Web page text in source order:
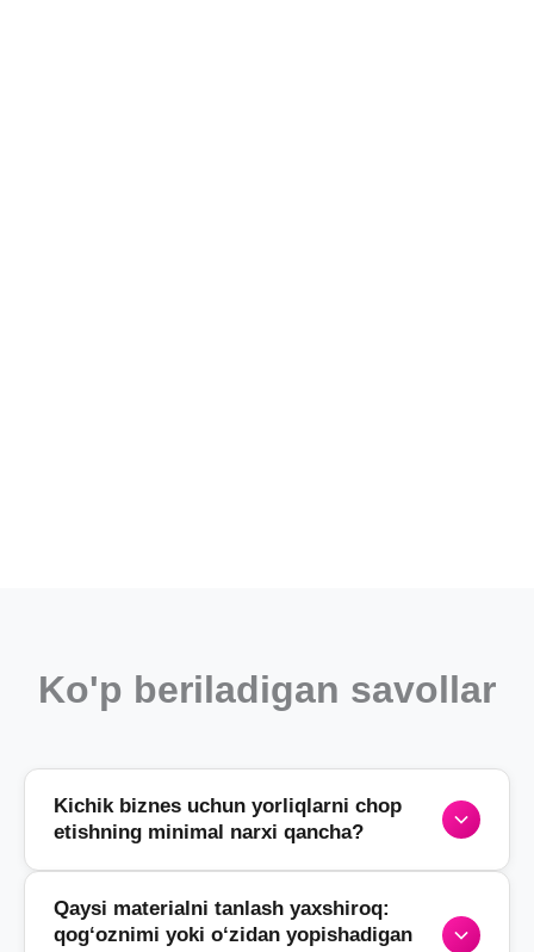
Ko'p beriladigan savollar
Kichik biznes uchun yorliqlarni chop
etishning minimal narxi qancha?
Yorliqlarni chop etish narxi individual tarzda
hisoblanadi va tanlangan material hamda
Qaysi materialni tanlash yaxshiroq:
qog‘oznimi yoki o‘zidan yopishadigan